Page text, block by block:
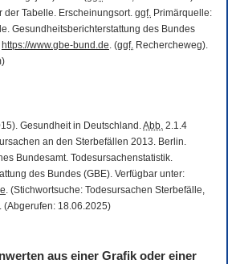
der Tabelle. Erscheinungsort. ggf. Primärquelle:
Gesundheitsberichterstattung des Bundes
https://www.gbe-bund.de. (ggf. Rechercheweg).
Gesundheit in Deutschland.Abb. 2.1.4
an den Sterbefällen 2013. Berlin.
Bundesamt. Todesursachenstatistik.
des Bundes (GBE). Verfügbar unter:
. (Stichwortsuche: Todesursachen Sterbefälle,
(Abgerufen: 18.06.2025)
aus einer Grafik oder einer